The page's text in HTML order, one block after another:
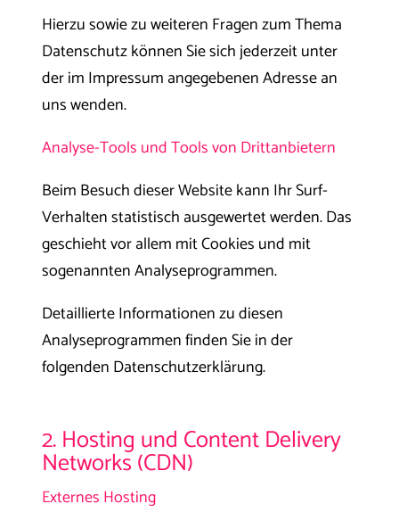
Hierzu sowie zu weiteren Fragen zum Thema
Datenschutz können Sie sich jederzeit unter
der im Impressum angegebenen Adresse an
uns wenden.
Analyse-Tools und Tools von Drittanbietern
Beim Besuch dieser Website kann Ihr Surf-
Verhalten statistisch ausgewertet werden. Das
geschieht vor allem mit Cookies und mit
sogenannten Analyseprogrammen.
Detaillierte Informationen zu diesen
Analyseprogrammen finden Sie in der
folgenden Datenschutzerklärung.
2. Hosting und Content Delivery
Networks (CDN)
Externes Hosting